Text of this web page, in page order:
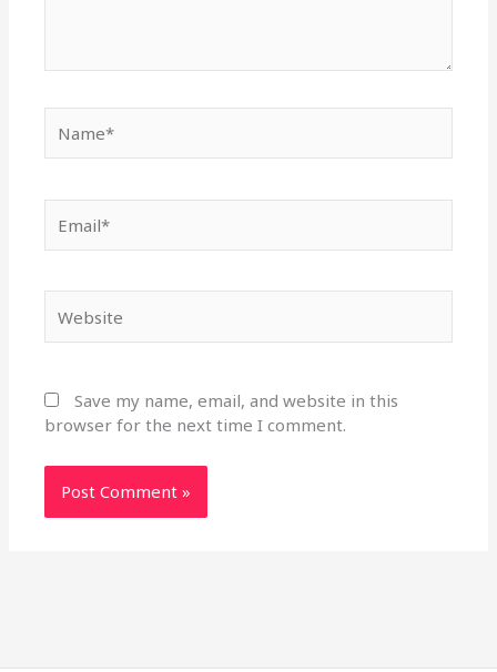
Save my name, email, and website in this
browser for the next time I comment.